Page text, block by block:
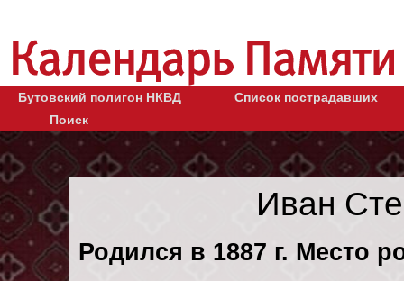
Бутовский полигон НКВД
Список пострадавших
Поиск
Иван
Родился в 1887 г. Место